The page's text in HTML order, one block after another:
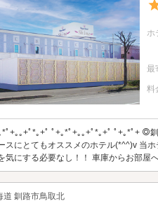
ホ
最
料
*ﾟ+｡｡+ﾟ*｡+ﾟ ﾟ+｡*ﾟ+｡｡+ﾟ*｡+ﾟ ﾟ+｡*ﾟ+
スにとてもオススメのホテル(*^^)v 当
気にする必要なし！！ 車庫からお部屋
道 釧路市鳥取北